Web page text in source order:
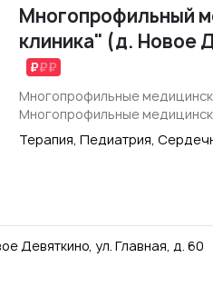
Многопрофильный
клиника" (д. Новое
Многопрофильные
Многопрофильные
Терапия, Педиатрия,
Девяткино, ул. Главная, д. 60